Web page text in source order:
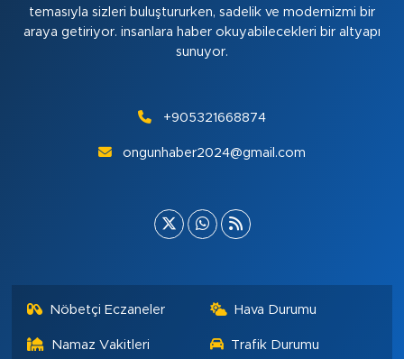
temasıyla sizleri buluştururken, sadelik ve modernizmi bir
araya getiriyor. insanlara haber okuyabilecekleri bir altyapı
sunuyor.
+905321668874
ongunhaber2024@gmail.com
Nöbetçi Eczaneler Hava Durumu
Namaz Vakitleri Trafik Durumu